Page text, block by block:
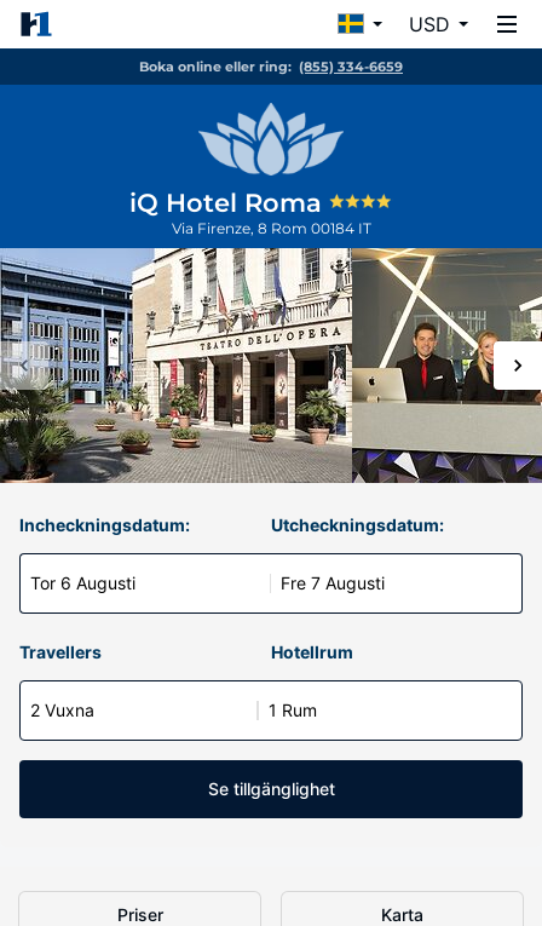
USD
Boka online eller ring: (855) 334-6659
iQ Hotel Roma
Via Firenze, 8 Rom 00184 IT
Incheckningsdatum:
Tor 6 Augusti
Utcheckningsdatum:
Fre 7 Augusti
Travellers Hotellrum
2 Vuxna 1 Rum
Se tillgänglighet
Priser Karta